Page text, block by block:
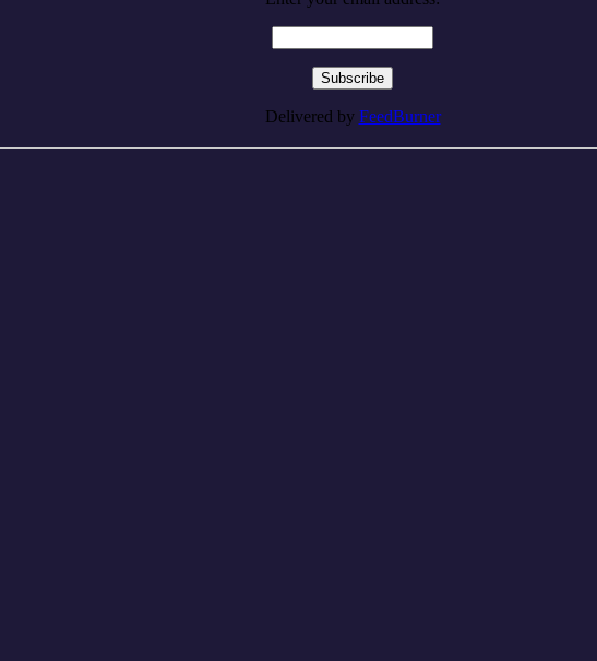
Delivered by FeedBurner